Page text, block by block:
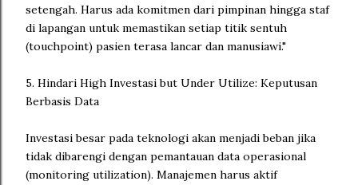
setengah. Harus ada komitmen dari pimpinan hingga staf
di lapangan untuk memastikan setiap titik sentuh
(touchpoint) pasien terasa lancar dan manusiawi."
5. Hindari High Investasi but Under Utilize: Keputusan
Berbasis Data
Investasi besar pada teknologi akan menjadi beban jika
tidak dibarengi dengan pemantauan data operasional
(monitoring utilization). Manajemen harus aktif